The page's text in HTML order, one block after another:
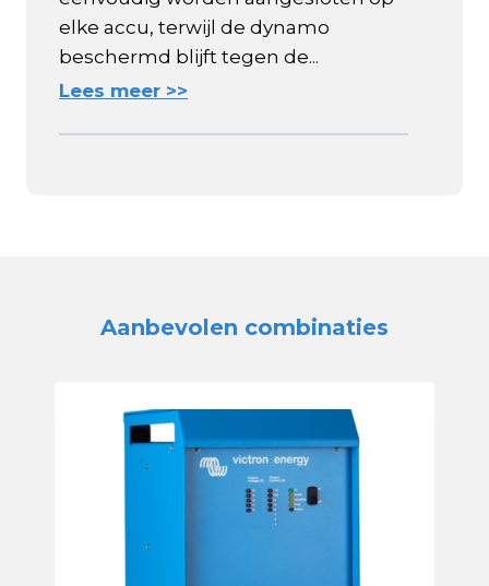
elke accu, terwijl de dynamo
beschermd blijft tegen de...
Lees meer >>
Aanbevolen combinaties